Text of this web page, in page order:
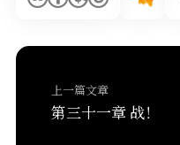
上一篇文章
第三十一章 战！